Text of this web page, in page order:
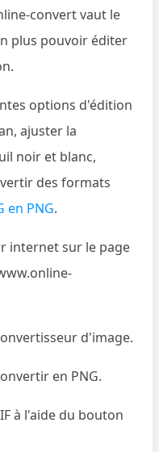
convert vaut le
plus pouvoir éditer
options d'édition
ajuster la
noir et blanc,
des formats
en PNG.
internet sur le page
d'image.
en PNG.
à l'aide du bouton